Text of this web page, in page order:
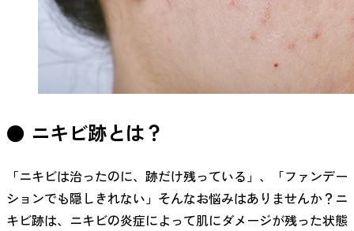
● ニキビ跡とは？
「ニキビは治ったのに、跡だけ残っている」、「ファンデー
ションでも隠しきれない」そんなお悩みはありませんか？ニ
キビ跡は、ニキビの炎症によって肌にダメージが残った状態